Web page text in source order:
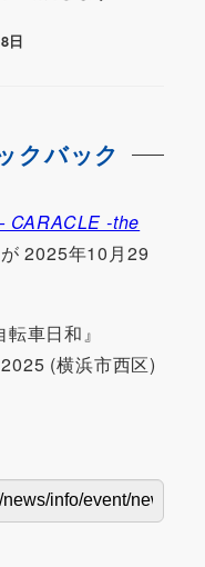
日
クバック
CARACLE -the
が 2025年10月29
車日和』
(横浜市西区)